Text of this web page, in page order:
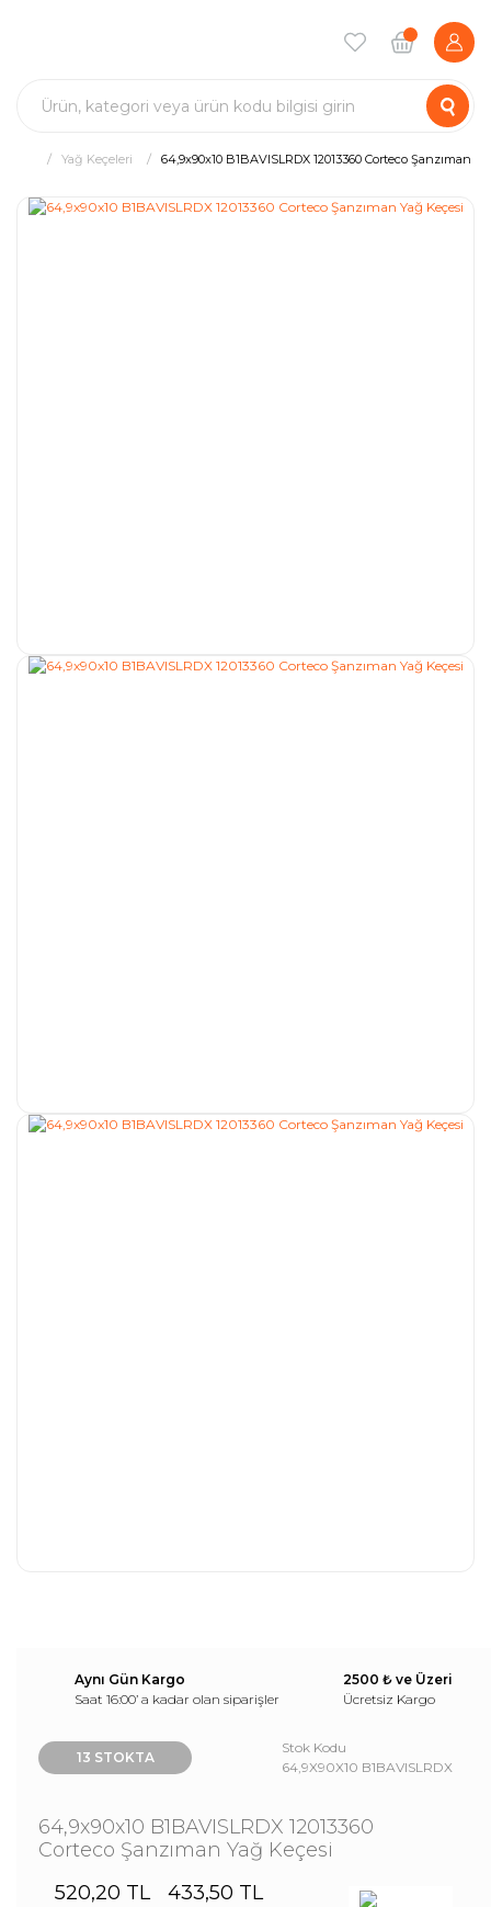
Yağ Keçeleri 64,9x90x10 B1BAVISLRDX 12013360 Corteco Şanzıman
Aynı Gün Kargo
Saat 16:00’ a kadar olan siparişler
2500 ₺ ve Üzeri
Ücretsiz Kargo
13 STOKTA
Stok Kodu
64,9X90X10 B1BAVISLRDX
64,9x90x10 B1BAVISLRDX 12013360
Corteco Şanzıman Yağ Keçesi
520,20 TL
433,50 TL